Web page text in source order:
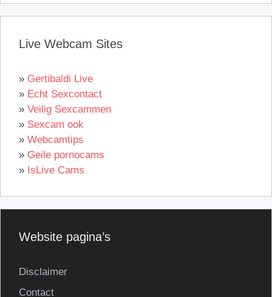
Live Webcam Sites
» Gertibaldi Live
» Echt Sexcontact
» Veilig Sexcammen
» Sexcam ook
» Webcamtips
» Geile pornocams
» IsLive Cams
Website pagina’s
Disclaimer
Contact